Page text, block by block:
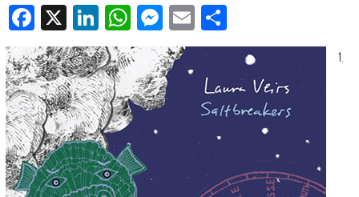
Facebook
X LinkedIn
WhatsApp
Messenger
EmailPartager
1.